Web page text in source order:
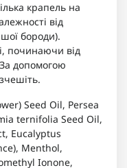
крапель на
від
бороди).
починаючи від
допомогою
Seed Oil, Persea
ternifolia Seed Oil,
Eucalyptus
Menthol,
Ionone,